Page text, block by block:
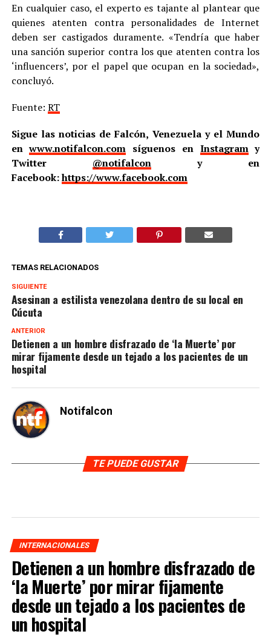
En cualquier caso, el experto es tajante al plantear que
quienes atenten contra personalidades de Internet
deben ser castigados duramente. «Tendría que haber
una sanción superior contra los que atenten contra los
‘influencers’, por el papel que ocupan en la sociedad»,
concluyó.
Fuente: RT
Sigue las noticias de Falcón, Venezuela y el Mundo
enwww.notifalcon.com síguenos en Instagramy
Twitter @notifalcony en
Facebook:https://www.facebook.com
TEMAS RELACIONADOS
SIGUIENTE
Asesinan a estilista venezolana dentro de su local en
Cúcuta
ANTERIOR
Detienen a un hombre disfrazado de ‘la Muerte’ por
mirar fijamente desde un tejado a los pacientes de un
hospital
Notifalcon
TE PUEDE GUSTAR
INTERNACIONALES
Detienen a un hombre disfrazado de
‘la Muerte’ por mirar fijamente
desde un tejado a los pacientes de
un hospital